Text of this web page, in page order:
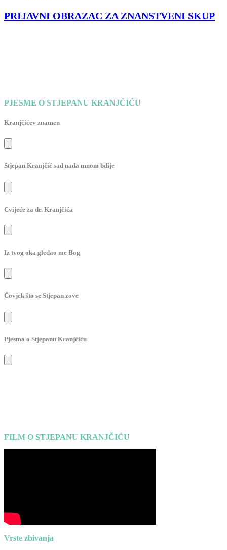
PRIJAVNI OBRAZAC ZA ZNANSTVENI SKUP
PJESME O STJEPANU KRANJČIĆU
Kranjčićev znamen
Stjepan Kranjčić sad nada mnom bdije
Cvijeće za dr. Kranjčića
Iz tvog oka gledao me Bog
Čovjek što se Stjepan zove
Pjesma o Stjepanu Kranjčiću
FILM O STJEPANU KRANJČIĆU
Vrste zbivanja